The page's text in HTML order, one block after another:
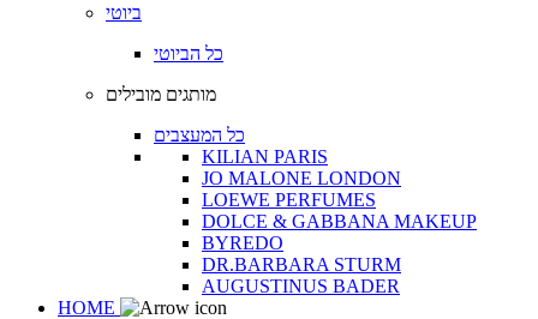
ביוטי
כל הביוטי
מותגים מובילים
כל המעצבים
KILIAN PARIS
JO MALONE LONDON
LOEWE PERFUMES
DOLCE & GABBANA MAKEUP
BYREDO
DR.BARBARA STURM
AUGUSTINUS BADER
HOME